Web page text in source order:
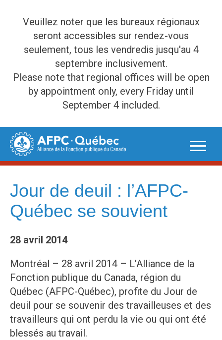
Veuillez noter que les bureaux régionaux
seront accessibles sur rendez-vous
seulement, tous les vendredis jusqu'au 4
septembre inclusivement.
Please note that regional offices will be open
by appointment only, every Friday until
September 4 included.
Skip
content
Jour de deuil : l’AFPC-
Québec se souvient
28 avril 2014
Montréal – 28 avril 2014 – L’Alliance de la
Fonction publique du Canada, région du
Québec (AFPC-Québec), profite du Jour de
deuil pour se souvenir des travailleuses et des
travailleurs qui ont perdu la vie ou qui ont été
blessés au travail.